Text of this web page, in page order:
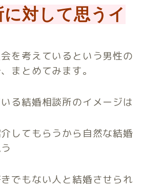
対して思うイ
を考えているという男性の
まとめてみます。
る結婚相談所のイメージは
してもらうから自然な結婚
でもない人と結婚させられ